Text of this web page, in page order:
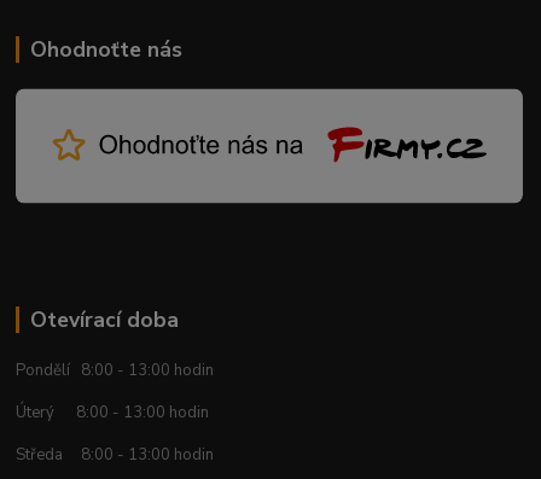
Ohodnoťte nás
Otevírací doba
Pondělí 8:00 - 13:00 hodin
Úterý 8:00 - 13:00 hodin
Středa 8:00 - 13:00 hodin